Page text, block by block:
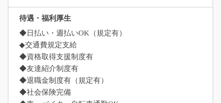
待遇・福利厚生
◆日払い・週払いOK（規定有）
◆交通費規定支給
◆資格取得支援制度有
◆友達紹介制度有
◆退職金制度有（規定有）
◆社会保険完備